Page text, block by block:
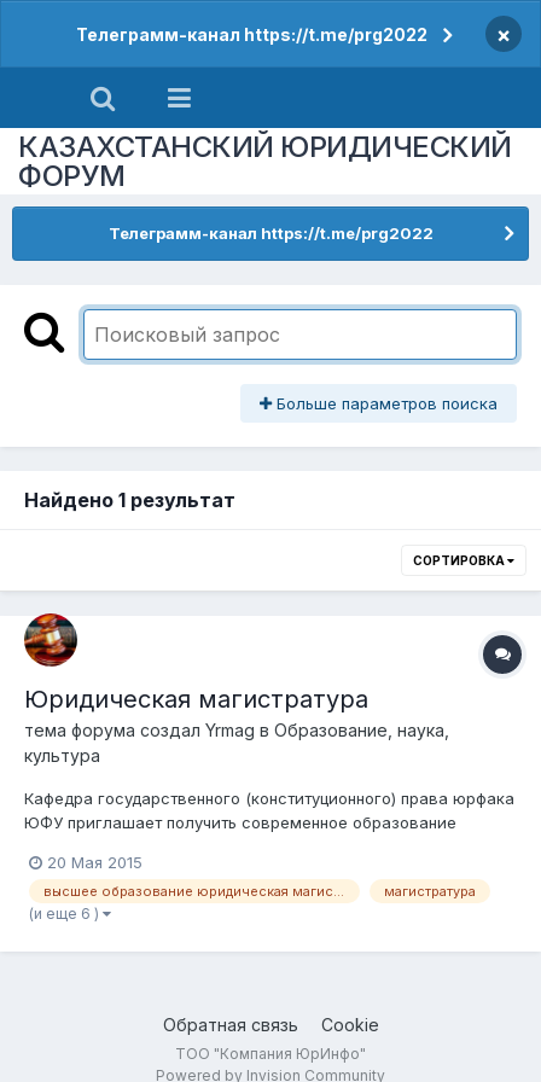
Телеграмм-канал https://t.me/prg2022 ×
КАЗАХСТАНСКИЙ ЮРИДИЧЕСКИЙ
ФОРУМ
Телеграмм-канал https://t.me/prg2022
Больше параметров поиска
Найдено 1 результат
СОРТИРОВКА
Юридическая магистратура
тема форума создал Yrmag в Образование, наука,
культура
Кафедра государственного (конституционного) права юрфака
ЮФУ приглашает получить современное образование
государствовед: конституционализм; власть и юридическая
деятельность в политической, финансово-экономической,
социальной и правоохранительной...
20 Мая 2015
высшее образование юридическая магистратура магистратура
(и еще 6 )
Обратная связь Cookie
ТОО "Компания ЮрИнфо"
Powered by Invision Community